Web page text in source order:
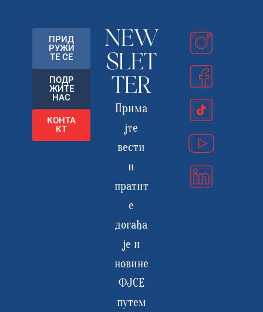
ПРИД
РУЖИ
ТЕ СЕ
ПОДР
ЖИТЕ
НАС
КОНТА
КТ
NEW
SLET
TER
Прима
јте
вести
и
пратит
е
догађа
је и
новине
ФЈСЕ
путем